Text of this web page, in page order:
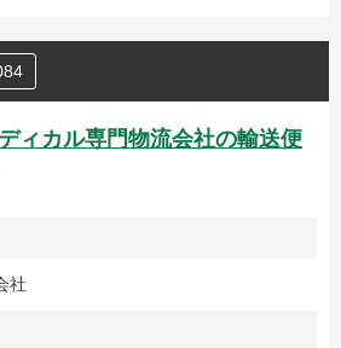
ィカル専門物流会社の輸送便
社